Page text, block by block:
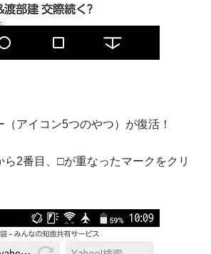
アイコン5つのやつ）が復活！
ら2番目、□が重なったマークをクリ